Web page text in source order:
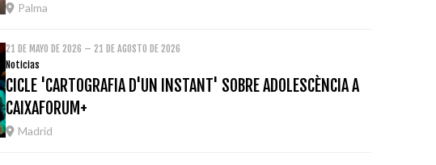
Palma
21 DE MAYO DE 2026 – 21 DE AGOSTO DE 2026
Noticias
CICLE 'CARTOGRAFIA D'UN INSTANT' SOBRE ADOLESCÈNCIA A
CAIXAFORUM+
Madrid